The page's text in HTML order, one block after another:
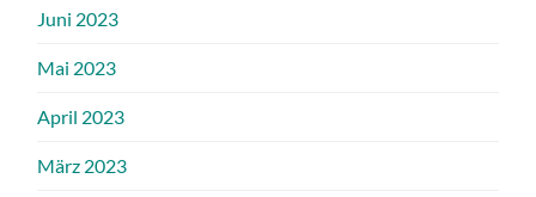
Juni 2023
Mai 2023
April 2023
März 2023